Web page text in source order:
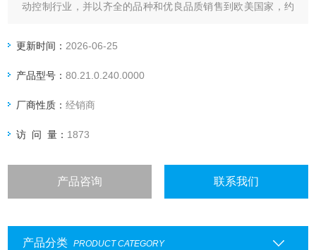
动控制行业，并以齐全的品种和优良品质销售到欧美国家，约
鼎銮*芬德finder继电器
更新时间： 2026-06-25
产品型号：80.21.0.240.0000
厂商性质：经销商
访 问 量： 1873
产品咨询 联系我们
产品分类 PRODUCT CATEGORY